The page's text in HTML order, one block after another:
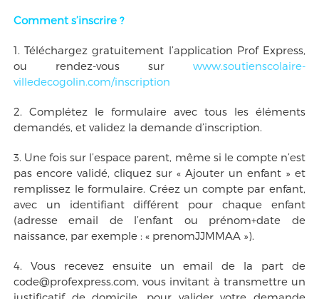
Comment s’inscrire ?
1. Téléchargez gratuitement l’application Prof Express,
ou rendez-vous sur www.soutienscolaire-
villedecogolin.com/inscription
2. Complétez le formulaire avec tous les éléments
demandés, et validez la demande d’inscription.
3. Une fois sur l’espace parent, même si le compte n’est
pas encore validé, cliquez sur « Ajouter un enfant » et
remplissez le formulaire. Créez un compte par enfant,
avec un identifiant différent pour chaque enfant
(adresse email de l’enfant ou prénom+date de
naissance, par exemple : « prenomJJMMAA »).
4. Vous recevez ensuite un email de la part de
code@profexpress.com, vous invitant à transmettre un